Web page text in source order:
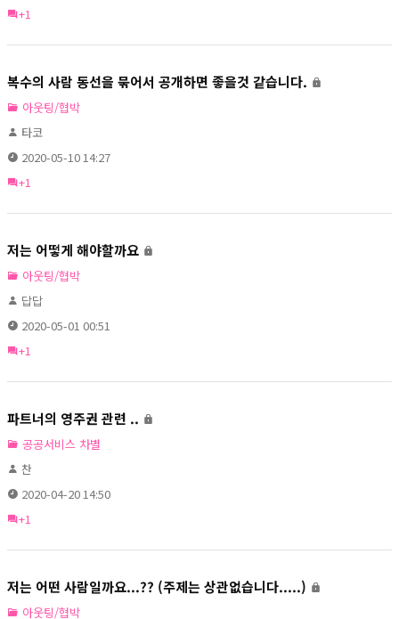
+1
복수의 사람 동선을 묶어서 공개하면 좋을것 같습니다.
아웃팅/협박
타코
2020-05-10 14:27
+1
저는 어떻게 해야할까요
아웃팅/협박
답답
2020-05-01 00:51
+1
파트너의 영주권 관련 ..
공공서비스 차별
찬
2020-04-20 14:50
+1
저는 어떤 사람일까요...?? (주제는 상관없습니다.....)
아웃팅/협박